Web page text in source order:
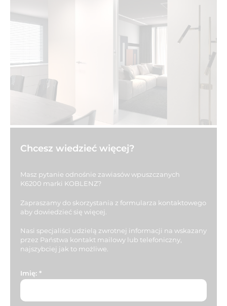
Chcesz wiedzieć więcej?
Masz pytanie odnośnie zawiasów wpuszczanych
K6200 marki KOBLENZ?
Zapraszamy do skorzystania z formularza kontaktowego
aby dowiedzieć się więcej.
Nasi specjaliści udzielą zwrotnej informacji na wskazany
przez Państwa kontakt mailowy lub telefoniczny,
najszybciej jak to możliwe.
Imię: *